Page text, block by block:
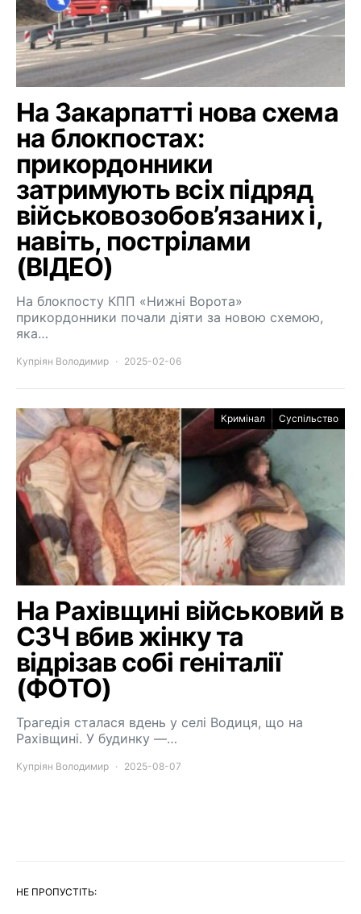
На Закарпатті нова схема
на блокпостах:
прикордонники
затримують всіх підряд
військовозобов’язаних і,
навіть, пострілами
(ВІДЕО)
На блокпосту КПП «Нижні Ворота»
прикордонники почали діяти за новою схемою,
яка…
Купріян Володимир 2025-02-06
Кримінал Суспільство
На Рахівщині військовий в
СЗЧ вбив жінку та
відрізав собі геніталії
(ФОТО)
Трагедія сталася вдень у селі Водиця, що на
Рахівщині. У будинку —…
Купріян Володимир 2025-08-07
НЕ ПРОПУСТІТЬ: